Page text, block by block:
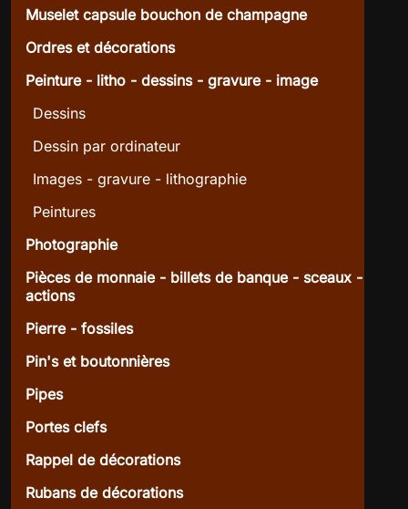
Muselet capsule bouchon de champagne
Ordres et décorations
Peinture - litho - dessins - gravure - image
Dessins
Dessin par ordinateur
Images - gravure - lithographie
Peintures
Photographie
Pièces de monnaie - billets de banque - sceaux -
actions
Pierre - fossiles
Pin's et boutonnières
Pipes
Portes clefs
Rappel de décorations
Rubans de décorations